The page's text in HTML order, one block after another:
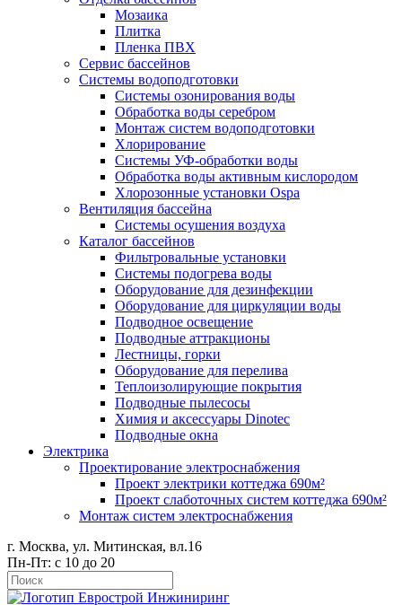
Мозаика
Плитка
Пленка ПВХ
Сервис бассейнов
Системы водоподготовки
Системы озонирования воды
Обработка воды серебром
Монтаж систем водоподготовки
Хлорирование
Системы УФ-обработки воды
Обработка воды активным кислородом
Хлорозонные установки Ospa
Вентиляция бассейна
Системы осушения воздуха
Каталог бассейнов
Фильтровальные установки
Системы подогрева воды
Оборудование для дезинфекции
Оборудование для циркуляции воды
Подводное освещение
Подводные аттракционы
Лестницы, горки
Оборудование для перелива
Теплоизолирующие покрытия
Подводные пылесосы
Химия и аксессуары Dinotec
Подводные окна
Электрика
Проектирование электроснабжения
Проект электрики коттеджа 690м²
Проект слаботочных систем коттеджа 690м²
Монтаж систем электроснабжения
г. Москва, ул. Митинская, вл.16
Пн-Пт: с 10 до 20